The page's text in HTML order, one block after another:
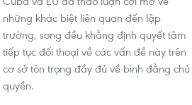
những khác biệt liên quan đến lập
trường, song đều khẳng định quyết tâm
tiếp tục đối thoại về các vấn đề này trên
cơ sở tôn trọng đầy đủ về bình đẳng chủ
quyền.